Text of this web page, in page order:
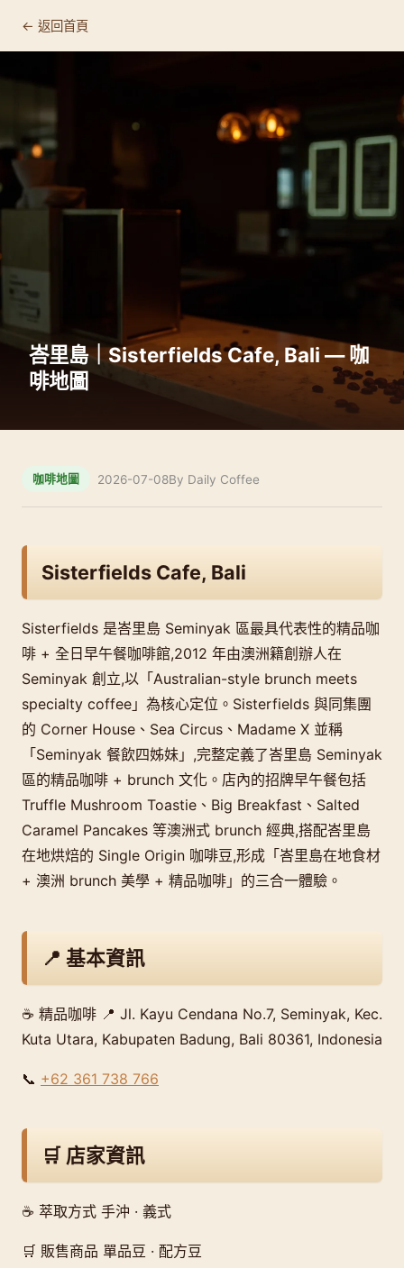
← 返回首頁
峇里島｜Sisterfields Cafe, Bali — 咖
啡地圖
咖啡地圖 2026-07-08By Daily Coffee
Sisterfields Cafe, Bali
Sisterfields 是峇里島 Seminyak 區最具代表性的精品咖
啡 + 全日早午餐咖啡館,2012 年由澳洲籍創辦人在
Seminyak 創立,以「Australian-style brunch meets
specialty coffee」為核心定位。Sisterfields 與同集團
的 Corner House、Sea Circus、Madame X 並稱
「Seminyak 餐飲四姊妹」,完整定義了峇里島 Seminyak
區的精品咖啡 + brunch 文化。店內的招牌早午餐包括
Truffle Mushroom Toastie、Big Breakfast、Salted
Caramel Pancakes 等澳洲式 brunch 經典,搭配峇里島
在地烘焙的 Single Origin 咖啡豆,形成「峇里島在地食材
+ 澳洲 brunch 美學 + 精品咖啡」的三合一體驗。
📍 基本資訊
☕ 精品咖啡 📍 Jl. Kayu Cendana No.7, Seminyak, Kec.
Kuta Utara, Kabupaten Badung, Bali 80361, Indonesia
📞 +62 361 738 766
🛒 店家資訊
☕ 萃取方式 手沖 · 義式
🛒 販售商品 單品豆 · 配方豆